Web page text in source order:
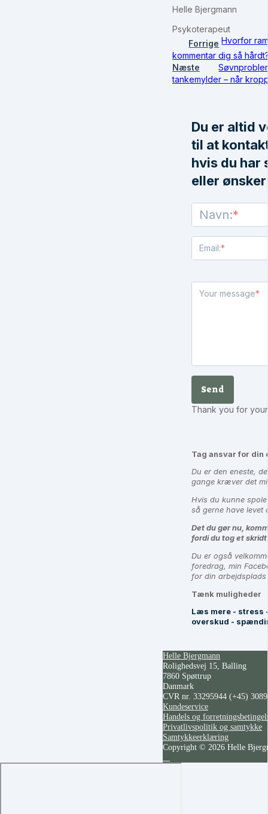
Helle Bjergmann
Psykoterapeut
Forrige Hvorfor
kommentar dig så
Næste
tankemylder – når
Du er altid
til at
hvis du har
eller
Navn:
Email:
Your message
Send
Thank you for
Tag ansvar for din
Du er den eneste,
gange kræver det
Hvis du kunne
så gerne have levet
Det du gør nu,
fordi du tog et skridt
Du er også
foredrag, min
for din arbejdsplads
Tænk muligheder
Læs mere - stress
overskud -
Helle Bjergmann
Rolighedsvej 15, Balling
7860 Spøttrup
Danmark
CVR nr. 33295944 (+45)
Kundeservice
Handels og
Privatlivspolitik og samtykke
Samtykkeerklæring
Copyright © 2026 Helle